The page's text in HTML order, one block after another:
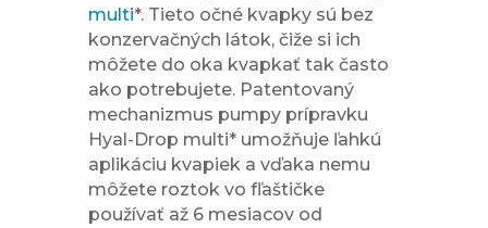
multi*. Tieto očné kvapky sú bez
konzervačných látok, čiže si ich
môžete do oka kvapkať tak často
ako potrebujete. Patentovaný
mechanizmus pumpy prípravku
Hyal-Drop multi* umožňuje ľahkú
aplikáciu kvapiek a vďaka nemu
môžete roztok vo fľaštičke
používať až 6 mesiacov od